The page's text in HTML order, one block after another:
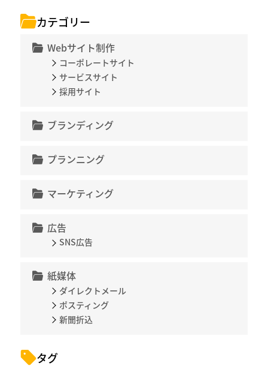
カテゴリー
Webサイト制作
コーポレートサイト
サービスサイト
採用サイト
ブランディング
プランニング
マーケティング
広告
SNS広告
紙媒体
ダイレクトメール
ポスティング
新聞折込
タグ